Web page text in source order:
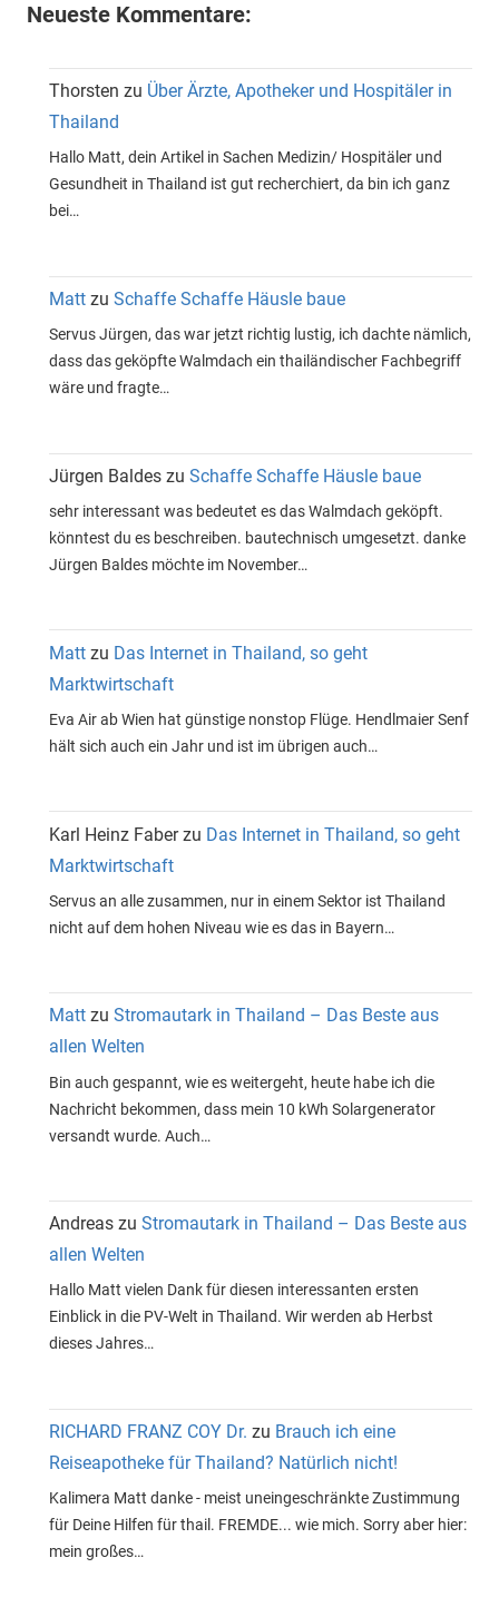
Neueste Kommentare:
Thorsten zu Über Ärzte, Apotheker und Hospitäler in
Thailand
Hallo Matt, dein Artikel in Sachen Medizin/ Hospitäler und
Gesundheit in Thailand ist gut recherchiert, da bin ich ganz
bei…
Matt zu Schaffe Schaffe Häusle baue
Servus Jürgen, das war jetzt richtig lustig, ich dachte nämlich,
dass das geköpfte Walmdach ein thailändischer Fachbegriff
wäre und fragte…
Jürgen Baldes zu Schaffe Schaffe Häusle baue
sehr interessant was bedeutet es das Walmdach geköpft.
könntest du es beschreiben. bautechnisch umgesetzt. danke
Jürgen Baldes möchte im November…
Matt zu Das Internet in Thailand, so geht
Marktwirtschaft
Eva Air ab Wien hat günstige nonstop Flüge. Hendlmaier Senf
hält sich auch ein Jahr und ist im übrigen auch…
Karl Heinz Faberzu Das Internet in Thailand, so geht
Marktwirtschaft
Servus an alle zusammen, nur in einem Sektor ist Thailand
nicht auf dem hohen Niveau wie es das in Bayern…
Matt zu Stromautark in Thailand – Das Beste aus
allen Welten
Bin auch gespannt, wie es weitergeht, heute habe ich die
Nachricht bekommen, dass mein 10 kWh Solargenerator
versandt wurde. Auch…
Andreas zu Stromautark in Thailand – Das Beste aus
allen Welten
Hallo Matt vielen Dank für diesen interessanten ersten
Einblick in die PV-Welt in Thailand. Wir werden ab Herbst
dieses Jahres…
RICHARD FRANZ COY Dr. zu Brauch ich eine
Reiseapotheke für Thailand? Natürlich nicht!
Kalimera Matt danke - meist uneingeschränkte Zustimmung
für Deine Hilfen für thail. FREMDE... wie mich. Sorry aber hier:
mein großes…